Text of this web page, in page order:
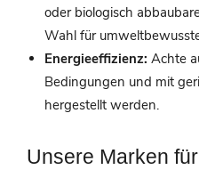
oder biologisch
Wahl für
Energieeffizienz: Achte
Bedingungen und mit
hergestellt werden.
Unsere Marken